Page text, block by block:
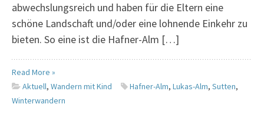
abwechslungsreich und haben für die Eltern eine
schöne Landschaft und/oder eine lohnende Einkehr zu
bieten. So eine ist die Hafner-Alm […]
Read More »
Aktuell, Wandern mit Kind Hafner-Alm, Lukas-Alm, Sutten,
Winterwandern